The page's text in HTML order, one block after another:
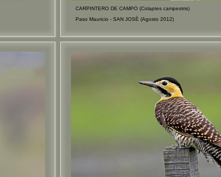
CARPINTERO DE CAMPO (Colaptes campestris)
Paso Mauricio - SAN JOSÈ (Agosto 2012)